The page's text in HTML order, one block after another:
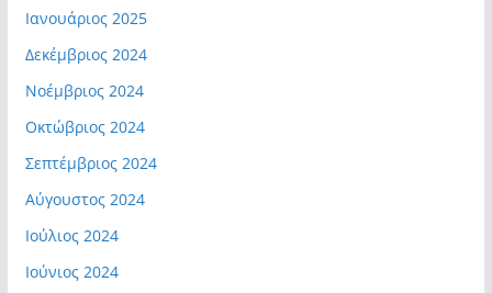
Ιανουάριος 2025
Δεκέμβριος 2024
Νοέμβριος 2024
Οκτώβριος 2024
Σεπτέμβριος 2024
Αύγουστος 2024
Ιούλιος 2024
Ιούνιος 2024